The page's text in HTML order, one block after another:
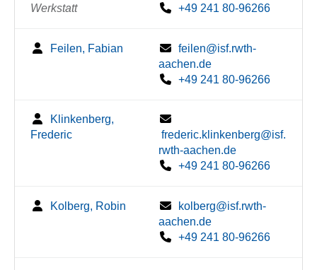
Werkstatt
+49 241 80-96266
Feilen, Fabian
feilen@isf.rwth-
aachen.de
+49 241 80-96266
Klinkenberg,
Frederic
frederic.klinkenberg@isf.
rwth-aachen.de
+49 241 80-96266
Kolberg, Robin
kolberg@isf.rwth-
aachen.de
+49 241 80-96266